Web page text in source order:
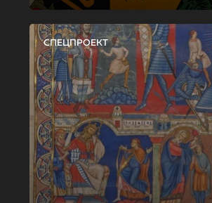
СПЕЦПРОЕКТ